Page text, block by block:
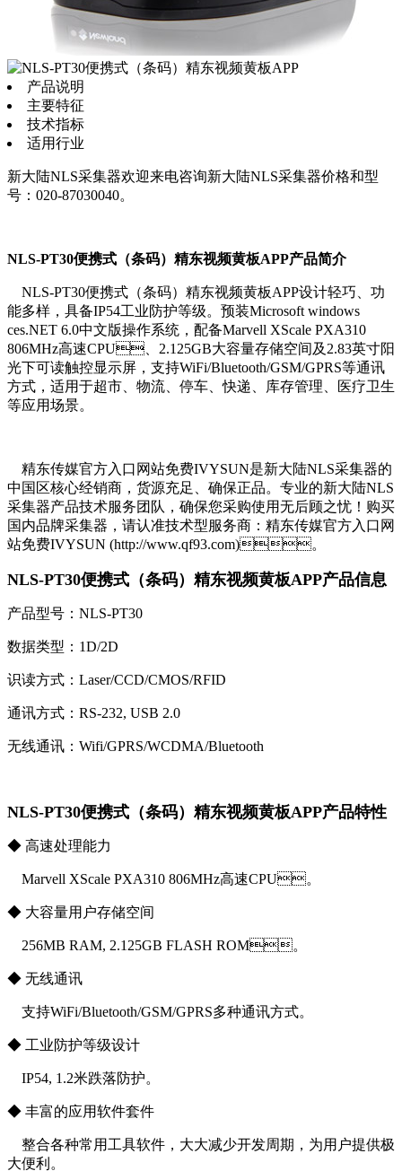
产品说明
主要特征
技术指标
适用行业
新大陆NLS采集器欢迎来电咨询新大陆NLS采集器价格和型
号：020-87030040。
NLS-PT30便携式（条码）精东视频黄板APP产品简介
NLS-PT30便携式（条码）精东视频黄板APP设计轻巧、功
能多样，具备IP54工业防护等级。预装Microsoft windows
ces.NET 6.0中文版操作系统，配备Marvell XScale PXA310
806MHz高速CPU、2.125GB大容量存储空间及2.83英寸阳
光下可读触控显示屏，支持WiFi/Bluetooth/GSM/GPRS等通讯
方式，适用于超市、物流、停车、快递、库存管理、医疗卫生
等应用场景。
精东传媒官方入口网站免费IVYSUN是新大陆NLS采集器的
中国区核心经销商，货源充足、确保正品。专业的新大陆NLS
采集器产品技术服务团队，确保您采购使用无后顾之忧！购买
国内品牌采集器，请认准技术型服务商：精东传媒官方入口网
站免费IVYSUN (http://www.qf93.com)。
NLS-PT30便携式（条码）精东视频黄板APP产品信息
产品型号：NLS-PT30
数据类型：1D/2D
识读方式：Laser/CCD/CMOS/RFID
通讯方式：RS-232, USB 2.0
无线通讯：Wifi/GPRS/WCDMA/Bluetooth
NLS-PT30便携式（条码）精东视频黄板APP产品特性
◆ 高速处理能力
Marvell XScale PXA310 806MHz高速CPU。
◆ 大容量用户存储空间
256MB RAM, 2.125GB FLASH ROM。
◆ 无线通讯
支持WiFi/Bluetooth/GSM/GPRS多种通讯方式。
◆ 工业防护等级设计
IP54, 1.2米跌落防护。
◆ 丰富的应用软件套件
整合各种常用工具软件，大大减少开发周期，为用户提供极
大便利。